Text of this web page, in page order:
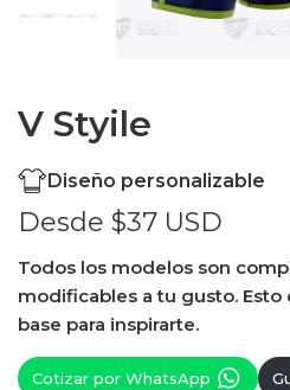
V Styile
Diseño personalizable
Desde $37 USD
Todos los modelos son
modificables a tu gusto. Esto
base para inspirarte.
Cotizar por WhatsApp